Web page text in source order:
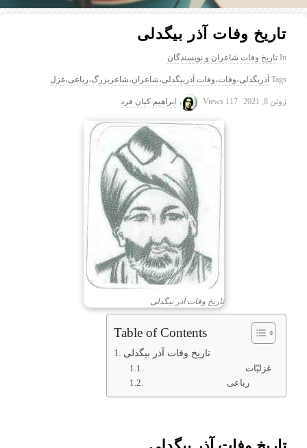
تاریخ وفات آذر بیگدلی
In تاریخ وفات شاعران و نویسندگان
Tags آذربگدلی،وفات،وفات آذربیگدلی،شاعران،شاعربزرگ،رباعی،غزل
ژوئن 8, 2021 117 Views ابراهیم کیان فرد
تاریخ وفات آذر بیگدلی
Table of Contents
تاریخ وفات آذر بیگدلی
غزلیّات
رباعی